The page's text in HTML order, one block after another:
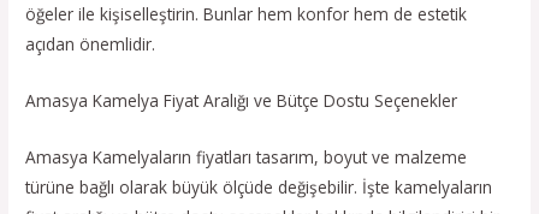
öğeler ile kişiselleştirin. Bunlar hem konfor hem de estetik
açıdan önemlidir.
Amasya Kamelya Fiyat Aralığı ve Bütçe Dostu Seçenekler
Amasya Kamelyaların fiyatları tasarım, boyut ve malzeme
türüne bağlı olarak büyük ölçüde değişebilir. İşte kamelyaların